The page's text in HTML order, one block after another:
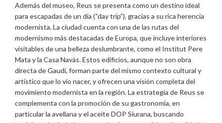
Además del museo, Reus se presenta como un destino ideal
para escapadas de un día (“day trip”), gracias a su rica herencia
modernista. La ciudad cuenta con una de las rutas del
modernismo más destacadas de Europa, que incluye interiores
visitables de una belleza deslumbrante, como el Institut Pere
Mata y la Casa Navàs. Estos edificios, aunque no son obra
directa de Gaudí, forman parte del mismo contexto cultural y
artístico que lo vio nacer, y ofrecen una visión completa del
movimiento modernista en la región. La estrategia de Reus se
complementa con la promoción de su gastronomía, en
particular la avellana y el aceite DOP Siurana, buscando